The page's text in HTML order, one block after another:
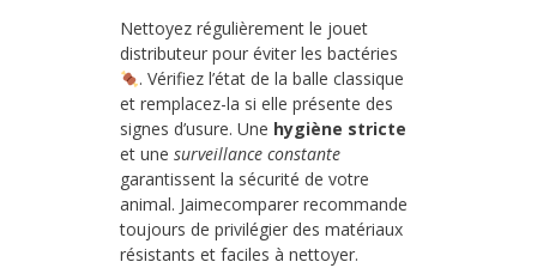
Nettoyez régulièrement le jouet
distributeur pour éviter les bactéries
. Vérifiez l’état de la balle classique
et remplacez-la si elle présente des
signes d’usure. Une hygiène stricte
et une surveillance constante
garantissent la sécurité de votre
animal. Jaimecomparer recommande
toujours de privilégier des matériaux
résistants et faciles à nettoyer.